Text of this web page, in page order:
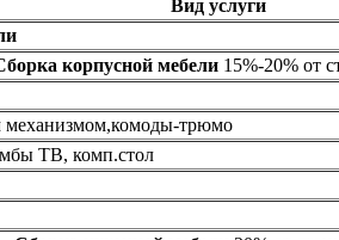
Вид услуги
корпусной мебели15%-20% от
трюмо
ТВ, комп.стол